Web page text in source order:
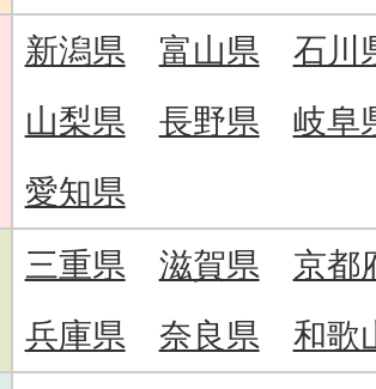
新潟県 富山県
石川
山梨県
長野県
岐阜
愛知県
三重県 滋賀県
京都
兵庫県
奈良県 和歌